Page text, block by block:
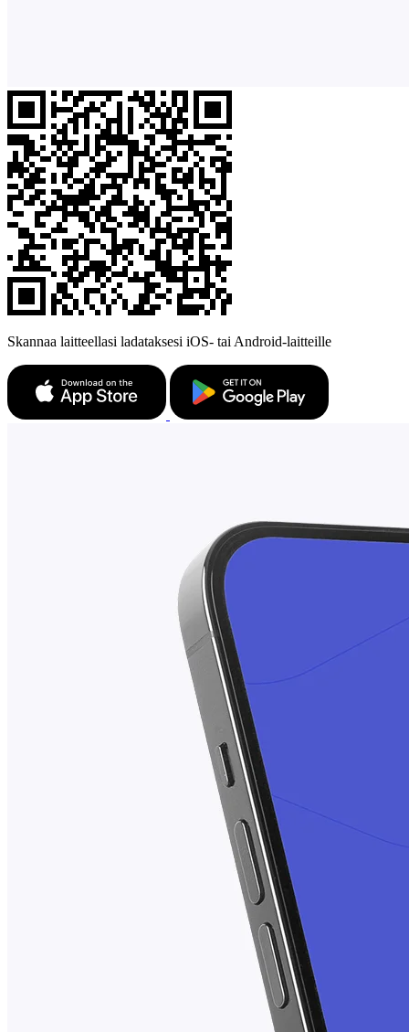
Skannaa laitteellasi ladataksesi iOS- tai Android-laitteille